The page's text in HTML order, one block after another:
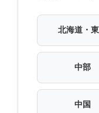
北海道・
中部
中国